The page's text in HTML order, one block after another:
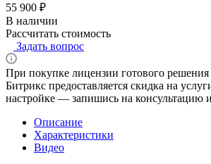
55 900 ₽
В наличии
Рассчитать стоимость
Задать вопрос
При покупке лицензии готового
Битрикс предоставляется скидка на
настройке — запишись на консультацию
Описание
Характеристики
Видео